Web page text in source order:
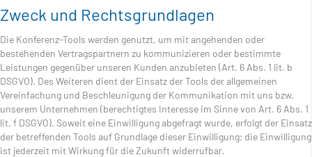
Zweck und Rechtsgrundlagen
Die Konferenz-Tools werden genutzt, um mit angehenden oder
bestehenden Vertragspartnern zu kommunizieren oder bestimmte
Leistungen gegenüber unseren Kunden anzubieten (Art. 6 Abs. 1 lit. b
DSGVO). Des Weiteren dient der Einsatz der Tools der allgemeinen
Vereinfachung und Beschleunigung der Kommunikation mit uns bzw.
unserem Unternehmen (berechtigtes Interesse im Sinne von Art. 6 Abs. 1
lit. f DSGVO). Soweit eine Einwilligung abgefragt wurde, erfolgt der Einsatz
der betreffenden Tools auf Grundlage dieser Einwilligung; die Einwilligung
ist jederzeit mit Wirkung für die Zukunft widerrufbar.